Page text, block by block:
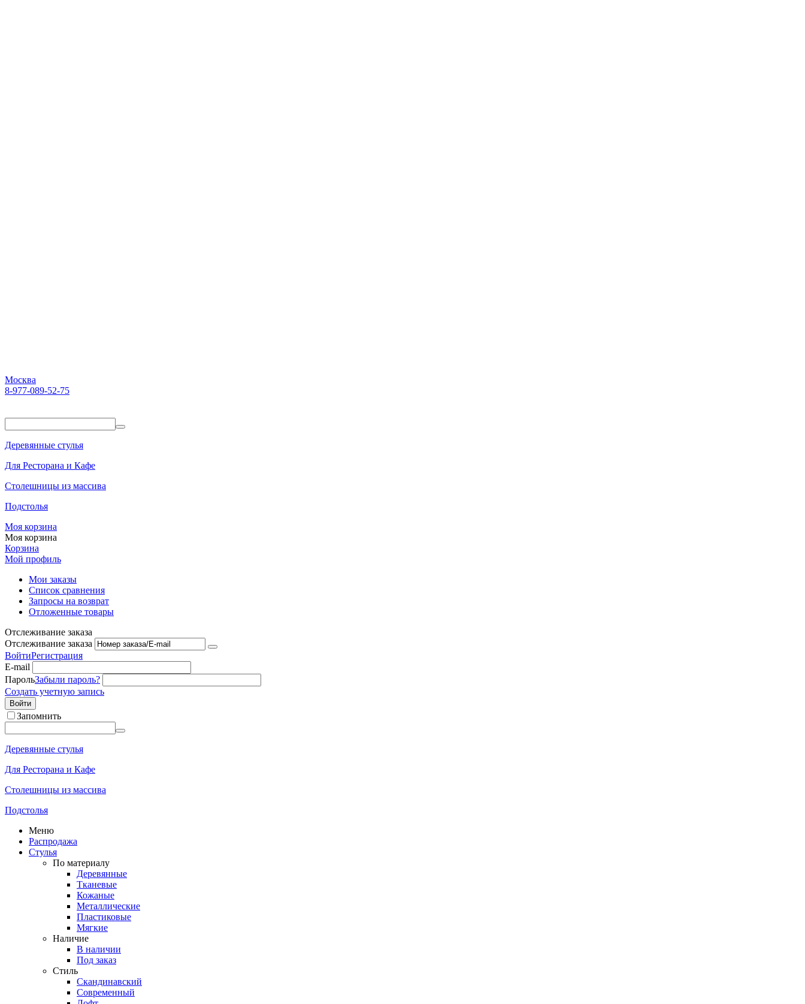
Москва
8-977-089-52-75
Деревянные стулья
Для Ресторана и Кафе
Столешницы из массива
Подстолья
Моя корзина
Моя корзина
Корзина
Мой профиль
Мои заказы
Список сравнения
Запросы на возврат
Отложенные товары
Отслеживание заказа
Отслеживание заказа
ВойтиРегистрация
E-mail
ПарольЗабыли пароль?
Создать учетную запись
Войти
Запомнить
Деревянные стулья
Для Ресторана и Кафе
Столешницы из массива
Подстолья
Меню
Распродажа
Стулья
По материалу
Деревянные
Тканевые
Кожаные
Металлические
Пластиковые
Мягкие
Наличие
В наличии
Под заказ
Стиль
Скандинавский
Современный